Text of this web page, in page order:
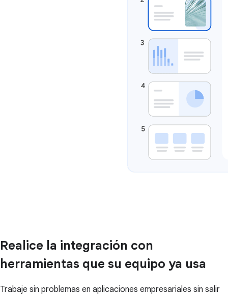
Realice la integración con
herramientas que su equipo ya usa
Trabaje sin problemas en aplicaciones empresariales sin salir